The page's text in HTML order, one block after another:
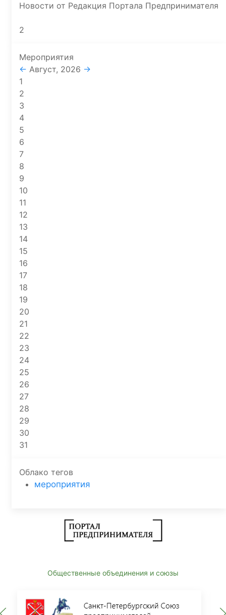
Новости от Редакция Портала Предпринимателя
2
Мероприятия
← Август, 2026 →
1
2
3
4
5
6
7
8
9
10
11
12
13
14
15
16
17
18
19
20
21
22
23
24
25
26
27
28
29
30
31
Облако тегов
мероприятия
Общественные объединения и союзы